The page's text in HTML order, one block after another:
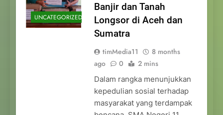
UNCATEGORIZED
Banjir dan Tanah
Longsor di Aceh dan
Sumatra
timMedia11
8 months
ago
0 2 mins
Dalam rangka menunjukkan
kepedulian sosial terhadap
masyarakat yang terdampak